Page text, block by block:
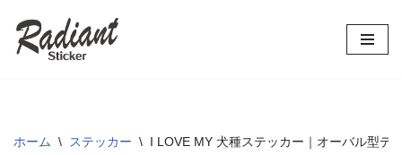
コ
ツ
ホーム \ ステッカー \ I LOVE MY 犬種ステッカー｜オーバル型デ